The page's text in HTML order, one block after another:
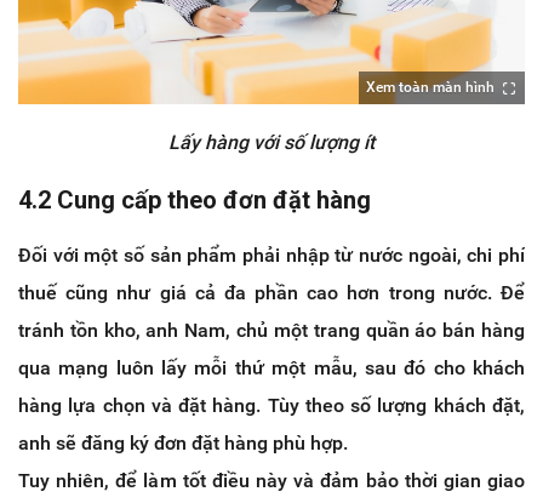
Xem toàn màn hình
Lấy hàng với số lượng ít
4.2 Cung cấp theo đơn đặt hàng
Đối với một số sản phẩm phải nhập từ nước ngoài, chi phí
thuế cũng như giá cả đa phần cao hơn trong nước. Để
tránh tồn kho, anh Nam, chủ một trang quần áo bán hàng
qua mạng luôn lấy mỗi thứ một mẫu, sau đó cho khách
hàng lựa chọn và đặt hàng. Tùy theo số lượng khách đặt,
anh sẽ đăng ký đơn đặt hàng phù hợp.
Tuy nhiên, để làm tốt điều này và đảm bảo thời gian giao